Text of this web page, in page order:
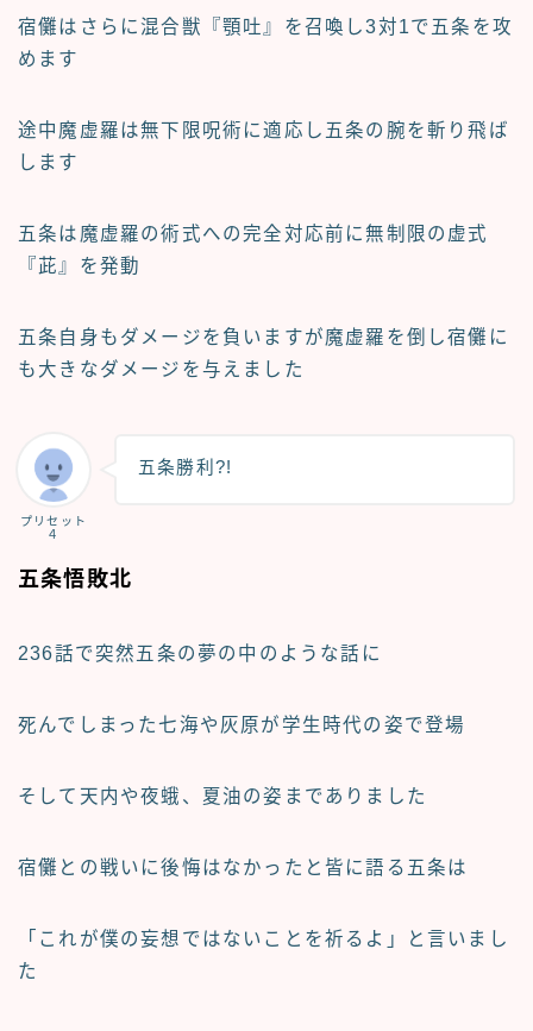
宿儺はさらに混合獣『顎吐』を召喚し3対1で五条を攻
めます
途中魔虚羅は無下限呪術に適応し五条の腕を斬り飛ば
します
五条は魔虚羅の術式への完全対応前に無制限の虚式
『茈』を発動
五条自身もダメージを負いますが魔虚羅を倒し宿儺に
も大きなダメージを与えました
プリセット
４
五条勝利?!
五条悟敗北
236話で突然五条の夢の中のような話に
死んでしまった七海や灰原が学生時代の姿で登場
そして天内や夜蛾、夏油の姿までありました
宿儺との戦いに後悔はなかったと皆に語る五条は
「これが僕の妄想ではないことを祈るよ」と言いまし
た